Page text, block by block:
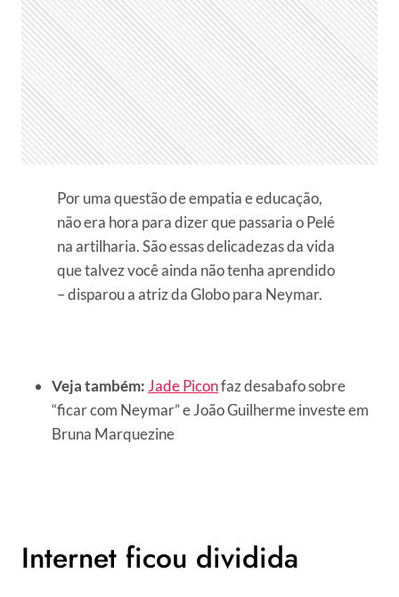
Por uma questão de empatia e educação,
não era hora para dizer que passaria o Pelé
na artilharia. São essas delicadezas da vida
que talvez você ainda não tenha aprendido
– disparou a atriz da Globo para Neymar.
Veja também: Jade Piconfaz desabafo sobre
“ficar com Neymar” e João Guilherme investe em
Bruna Marquezine
Internet ficou dividida